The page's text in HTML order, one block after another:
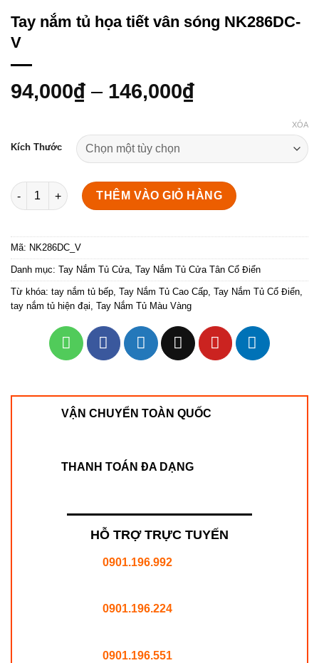
Tay nắm tủ họa tiết vân sóng NK286DC-
V
94,000₫ – 146,000₫
Kích Thước
XÓA
Tay nắm tủ họa tiết vân sóng NK286DC-V số lượng
THÊM VÀO GIỎ HÀNG
Mã: NK286DC_V
Danh mục: Tay Nắm Tủ Cửa, Tay Nắm Tủ Cửa Tân Cổ Điển
Từ khóa: tay nắm tủ bếp, Tay Nắm Tủ Cao Cấp, Tay Nắm Tủ Cổ Điển,
tay nắm tủ hiện đại, Tay Nắm Tủ Màu Vàng
VẬN CHUYỂN TOÀN QUỐC
THANH TOÁN ĐA DẠNG
HỖ TRỢ TRỰC TUYẾN
0901.196.992
0901.196.224
0901.196.551